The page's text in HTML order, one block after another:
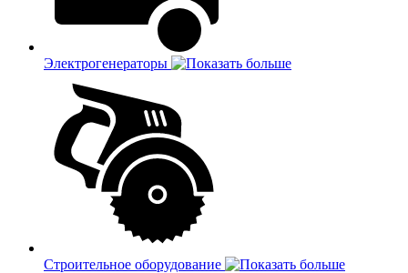
Электрогенераторы
Строительное оборудование